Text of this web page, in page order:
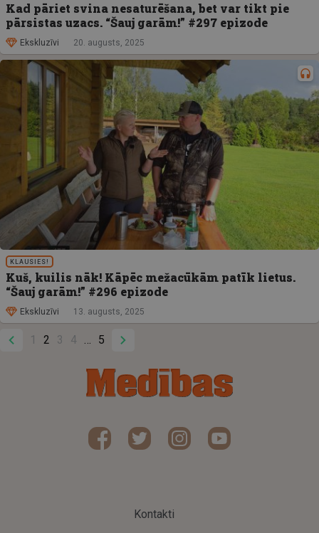
Kad pāriet svina nesaturēšana, bet var tikt pie
pārsistas uzacs. “Šauj garām!” #297 epizode
Ekskluzīvi 20. augusts, 2025
KLAUSIES!
Kuš, kuilis nāk! Kāpēc mežacūkām patīk lietus.
“Šauj garām!” #296 epizode
Ekskluzīvi 13. augusts, 2025
1 2 3 4 5
Kontakti